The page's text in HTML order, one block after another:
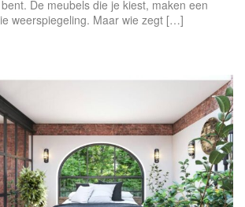
De meubels die je kiest, maken een
weerspiegeling. Maar wie zegt […]